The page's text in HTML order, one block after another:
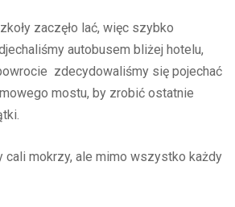
zaczęło lać, więc szybko
autobusem bliżej hotelu,
zdecydowaliśmy się pojechać
mostu, by zrobić ostatnie
mokrzy, ale mimo wszystko każdy